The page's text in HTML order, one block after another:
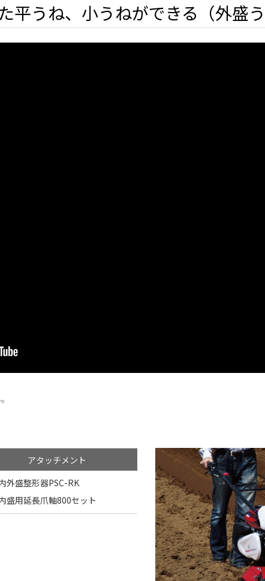
平うね、小うねができる（外盛う
アタッチメント
外盛整形器PSC-RK
盛用延長爪軸800セット